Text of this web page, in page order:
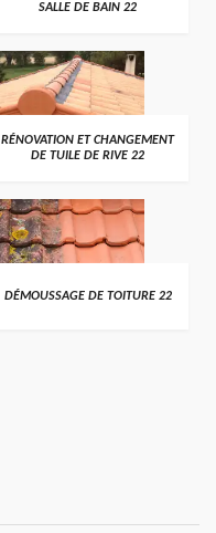
SALLE DE BAIN 22
RÉNOVATION ET CHANGEMENT
DE TUILE DE RIVE 22
DÉMOUSSAGE DE TOITURE 22